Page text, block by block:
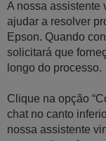
A nossa assistente
ajudar a resolver
Epson. Quando
solicitará que
longo do processo.
Clique na opção
chat no canto
nossa assistente